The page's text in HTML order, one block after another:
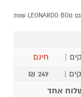
אצלנו, קניות באינטרנט של הדום מרופד במגוון גדלים דגם LEONARDO BG11 שוות
חינם
249 ₪